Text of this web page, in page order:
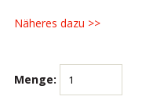
Näheres dazu >>
Menge: